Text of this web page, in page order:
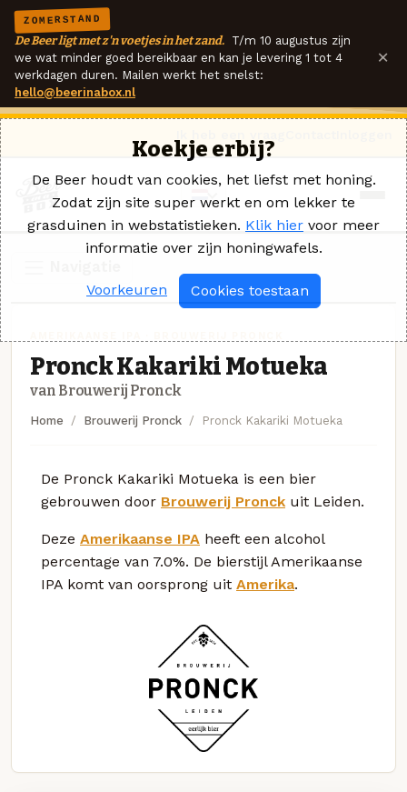
ZOMERSTAND
De Beer ligt met z'n voetjes in het zand. T/m 10 augustus zijn
we wat minder goed bereikbaar en kan je levering 1 tot 4
werkdagen duren. Mailen werkt het snelst:
hello@beerinabox.nl
×
Pronck Kakariki Motueka
van Brouwerij Pronck
Home Brouwerij Pronck Pronck Kakariki Motueka
De Pronck Kakariki Motueka is een bier
gebrouwen door Brouwerij Pronck uit Leiden.
Deze Amerikaanse IPA heeft een alcohol
percentage van 7.0%. De bierstijl Amerikaanse
IPA komt van oorsprong uit Amerika.
Koekje erbij?
De Beer houdt van cookies, het liefst met honing.
Zodat zijn site super werkt en om lekker te
grasduinen in webstatistieken. Klik hier voor meer
informatie over zijn honingwafels.
Voorkeuren Cookies toestaan